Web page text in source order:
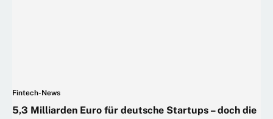
Fintech-News
5,3 Milliarden Euro für deutsche Startups – doch die